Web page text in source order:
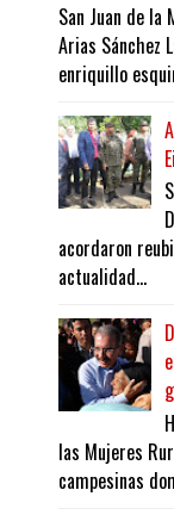
San Juan de la
Arias Sánchez
enriquillo
acordaron
actualidad...
las Mujeres
campesinas